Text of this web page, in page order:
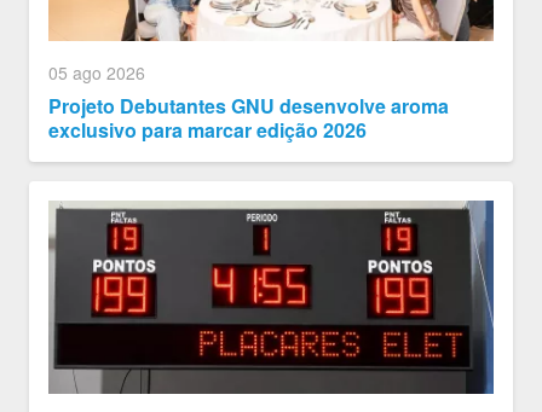
05 ago 2026
Projeto Debutantes GNU desenvolve aroma
exclusivo para marcar edição 2026